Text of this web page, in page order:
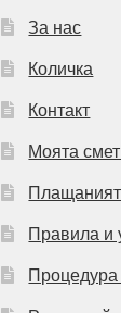
За нас
Количка
Контакт
Моята
Правила и